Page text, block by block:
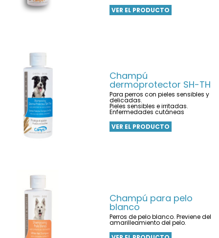
VER EL PRODUCTO
Champú
dermoprotector SH-TH
Para perros con pieles sensibles y
delicadas.
Pieles sensibles e irritadas.
Enfermedades cutáneas
VER EL PRODUCTO
Champú para pelo
blanco
Perros de pelo blanco. Previene del
amarilleamiento del pelo.